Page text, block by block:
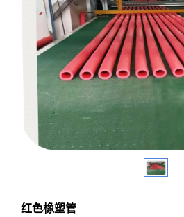
红色橡塑管